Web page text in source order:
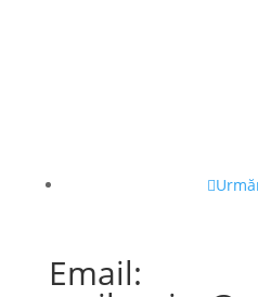
Email: